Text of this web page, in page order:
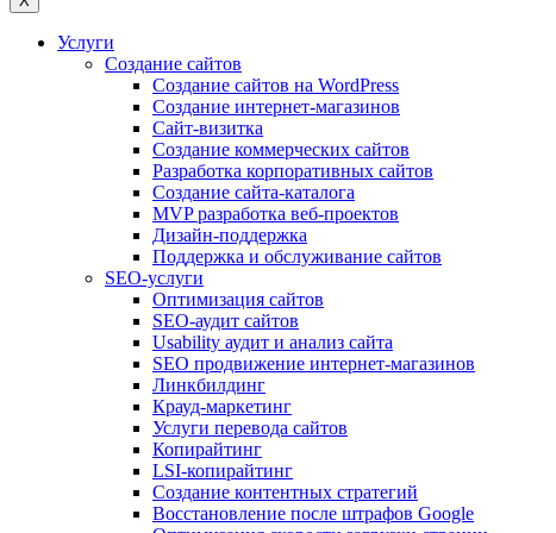
Услуги
Создание сайтов
Создание сайтов на WordPress
Создание интернет-магазинов
Сайт-визитка
Создание коммерческих сайтов
Разработка корпоративных сайтов
Создание сайта-каталога
MVP разработка веб-проектов
Дизайн-поддержка
Поддержка и обслуживание сайтов
SEO-услуги
Оптимизация сайтов
SEO-аудит сайтов
Usability аудит и анализ сайта
SEO продвижение интернет-магазинов
Линкбилдинг
Крауд-маркетинг
Услуги перевода сайтов
Копирайтинг
LSI-копирайтинг
Создание контентных стратегий
Восстановление после штрафов Google